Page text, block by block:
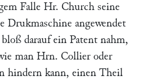
Falle Hr. Church seine
Drukmaschine angewendet
darauf ein Patent nahm,
man Hrn. Collieroder
hindern kann, einen Theil